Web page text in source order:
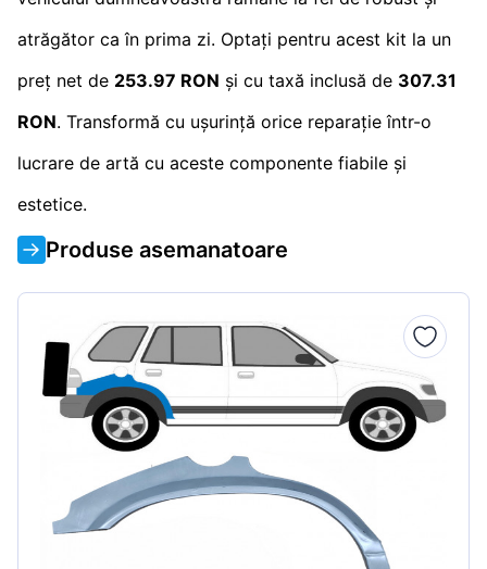
atrăgător ca în prima zi. Optați pentru acest kit la un
preț net de 253.97 RON și cu taxă inclusă de 307.31
RON. Transformă cu ușurință orice reparație într-o
lucrare de artă cu aceste componente fiabile și
estetice.
Produse asemanatoare